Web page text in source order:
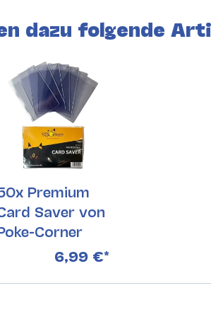
dazu folgende
Premium
Saver von
Corner
6,99 €*